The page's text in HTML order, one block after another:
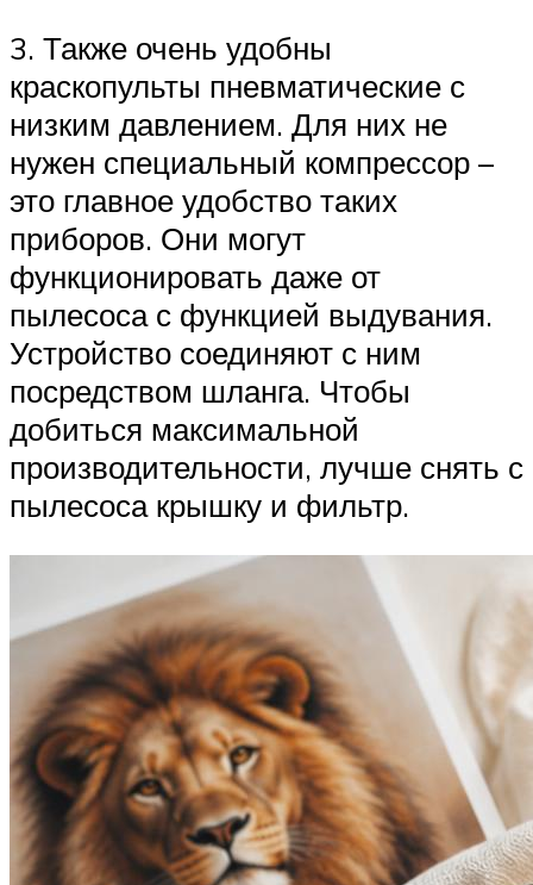
3. Также очень удобны
краскопульты пневматические с
низким давлением. Для них не
нужен специальный компрессор –
это главное удобство таких
приборов. Они могут
функционировать даже от
пылесоса с функцией выдувания.
Устройство соединяют с ним
посредством шланга. Чтобы
добиться максимальной
производительности, лучше снять с
пылесоса крышку и фильтр.